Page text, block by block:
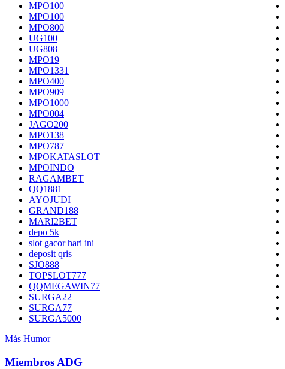
MPO100
MPO100
MPO800
UG100
UG808
MPO19
MPO1331
MPO400
MPO909
MPO1000
MPO004
JAGO200
MPO138
MPO787
MPOKATASLOT
MPOINDO
RAGAMBET
QQ1881
AYOJUDI
GRAND188
MARI2BET
depo 5k
slot gacor hari ini
deposit qris
SJO888
TOPSLOT777
QQMEGAWIN77
SURGA22
SURGA77
SURGA5000
Más Humor
Miembros ADG